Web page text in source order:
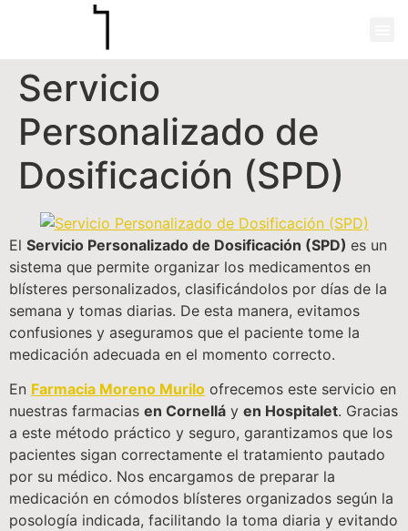
Servicio
Personalizado de
Dosificación (SPD)
El Servicio Personalizado de Dosificación (SPD) es un
sistema que permite organizar los medicamentos en
blísteres personalizados, clasificándolos por días de la
semana y tomas diarias. De esta manera, evitamos
confusiones y aseguramos que el paciente tome la
medicación adecuada en el momento correcto.
En Farmacia Moreno Murilo ofrecemos este servicio en
nuestras farmacias en Cornellá y en Hospitalet. Gracias
a este método práctico y seguro, garantizamos que los
pacientes sigan correctamente el tratamiento pautado
por su médico. Nos encargamos de preparar la
medicación en cómodos blísteres organizados según la
posología indicada, facilitando la toma diaria y evitando